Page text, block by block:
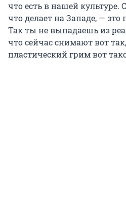
что есть в нашей культуре.
что делает на Западе, —
Так ты не выпадаешь из
что сейчас снимают вот
пластический грим вот